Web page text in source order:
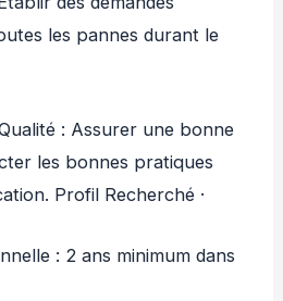
les pannes durant le
: Assurer une bonne
les bonnes pratiques
Profil Recherché ·
: 2 ans minimum dans